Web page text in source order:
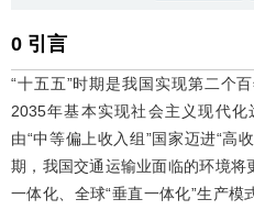
0 引言
“十五五”时期是我国实现第二个
2035年基本实现社会主义现代
由“中等偏上收入组”国家迈进“高
期，我国交通运输业面临的环境
一体化、全球“垂直一体化”生产